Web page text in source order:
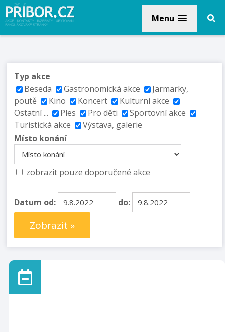
Menu
Typ akce
Beseda
Gastronomická akce
Jarmarky,
poutě
Kino Koncert
Kulturní akce
Ostatní ...
Ples Pro děti
Sportovní akce
Turistická akce
Výstava, galerie
Místo konání
zobrazit pouze doporučené akce
Datum od: do:
Zobrazit »